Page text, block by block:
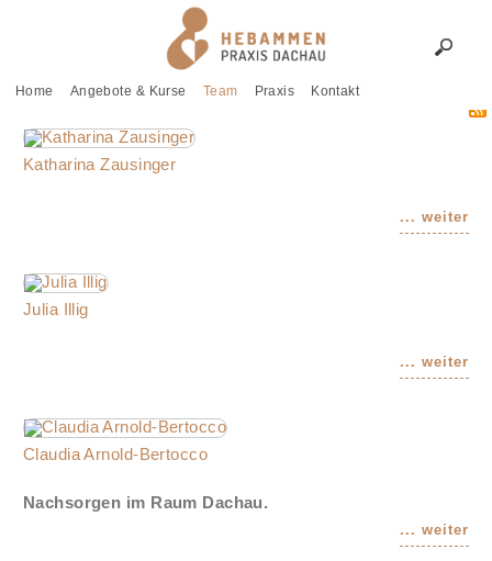
Home Angebote & Kurse Team Praxis Kontakt
Katharina Zausinger
Julia Illig
Claudia Arnold-Bertocco
Nachsorgen im Raum Dachau.